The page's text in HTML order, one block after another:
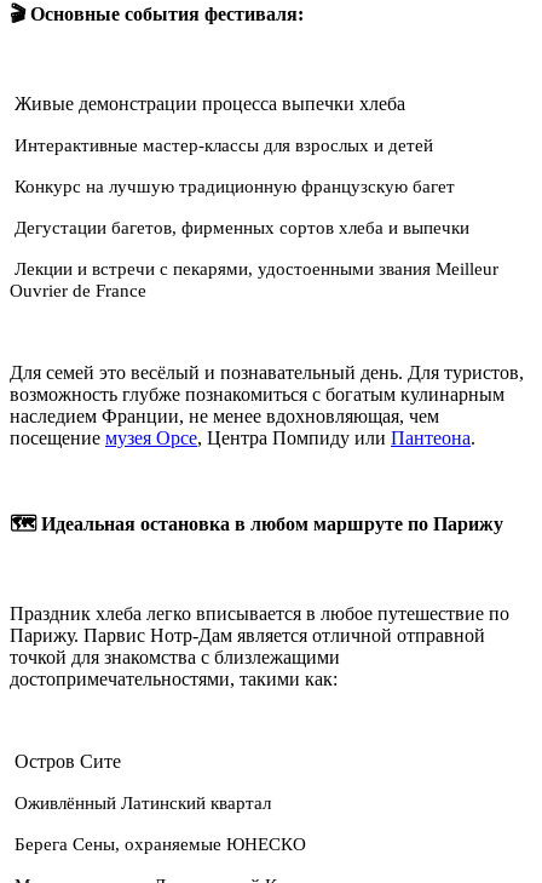
🎬 Основные события фестиваля:
Живые демонстрации процесса выпечки хлеба
Интерактивные мастер-классы для взрослых и детей
Конкурс на лучшую традиционную французскую багет
Дегустации багетов, фирменных сортов хлеба и выпечки
Лекции и встречи с пекарями, удостоенными звания Meilleur
Ouvrier de France
Для семей это весёлый и познавательный день. Для туристов,
возможность глубже познакомиться с богатым кулинарным
наследием Франции, не менее вдохновляющая, чем
посещение музея Орсе, Центра Помпиду или Пантеона.
🗺️ Идеальная остановка в любом маршруте по Парижу
Праздник хлеба легко вписывается в любое путешествие по
Парижу. Парвис Нотр-Дам является отличной отправной
точкой для знакомства с близлежащими
достопримечательностями, такими как:
Остров Сите
Оживлённый Латинский квартал
Берега Сены, охраняемые ЮНЕСКО